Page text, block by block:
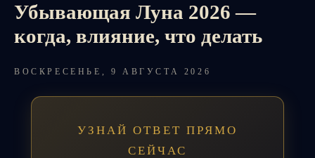
Убывающая Луна 2026 —
когда, влияние, что делать
ВОСКРЕСЕНЬЕ, 9 АВГУСТА 2026
УЗНАЙ ОТВЕТ ПРЯМО
СЕЙЧАС